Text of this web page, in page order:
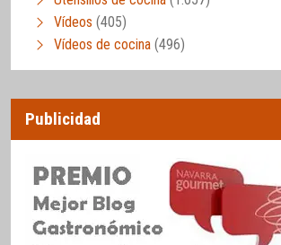
Vídeos (405)
Vídeos de cocina (496)
Publicidad